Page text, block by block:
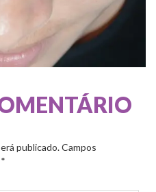
publicado. Campos
*